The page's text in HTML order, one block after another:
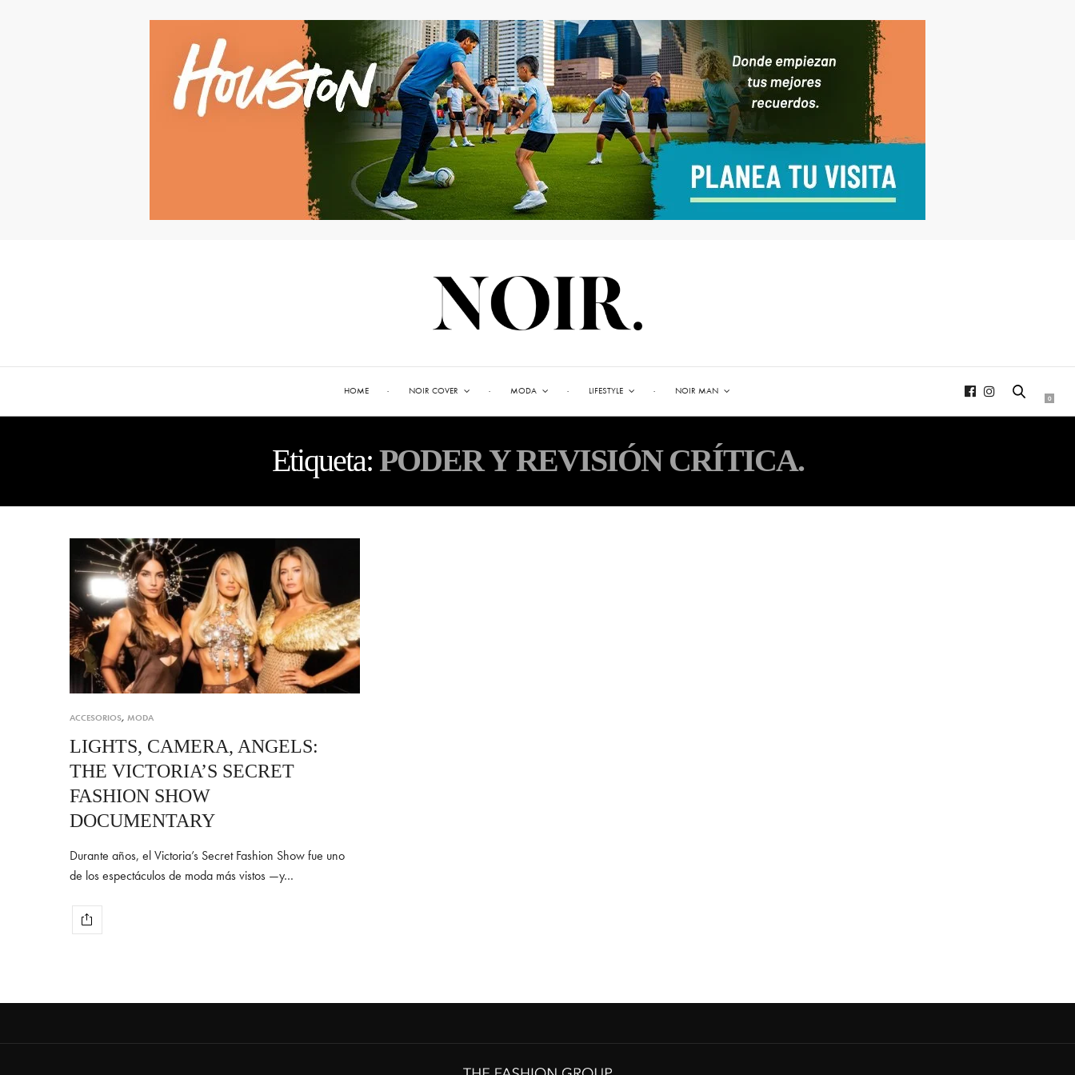
HOME NOIR COVER MODA LIFESTYLE NOIR MAN
0
Etiqueta: PODER Y REVISIÓN CRÍTICA.
ACCESORIOS, MODA
LIGHTS, CAMERA, ANGELS:
THE VICTORIA’S SECRET
FASHION SHOW
DOCUMENTARY
Durante años, el Victoria’s Secret Fashion Show fue uno
de los espectáculos de moda más vistos —y…